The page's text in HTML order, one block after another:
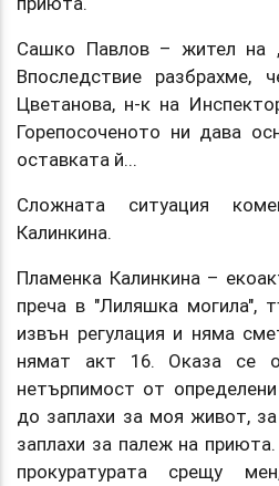
Сашко Павлов – жител на
Впоследствие
Цветанова, н-к на
Горепосоченото ни дава
оставката й...
Сложната ситуация
Калинкина.
Пламенка Калинкина –
преча в "Лиляшка могила",
извън регулация и няма
нямат акт 16. Оказа се
нетърпимост от
до заплахи за моя живот,
заплахи за палеж на
прокуратурата срещу